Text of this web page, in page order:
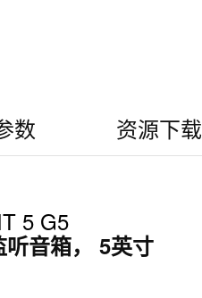
数 资源下载
5 G5
音箱， 5英寸